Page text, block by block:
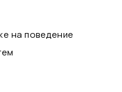
на поведение